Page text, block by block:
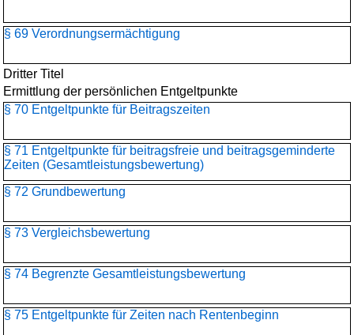
§ 69 Verordnungsermächtigung
Dritter Titel
Ermittlung der persönlichen Entgeltpunkte
§ 70 Entgeltpunkte für Beitragszeiten
§ 71 Entgeltpunkte für beitragsfreie und beitragsgeminderte
Zeiten (Gesamtleistungsbewertung)
§ 72 Grundbewertung
§ 73 Vergleichsbewertung
§ 74 Begrenzte Gesamtleistungsbewertung
§ 75 Entgeltpunkte für Zeiten nach Rentenbeginn